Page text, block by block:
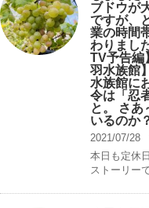
ブドウが
ですが、
業の時間
わりまし
TV予告編
羽水族館
水族館に
令は「忍
と。 さあ
いるのか
2021/07/28
本日も定休
ストーリー